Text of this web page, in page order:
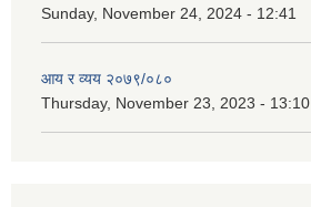
Sunday, November 24, 2024 - 12:41
आय र व्यय २०७९/०८०
Thursday, November 23, 2023 - 13:10